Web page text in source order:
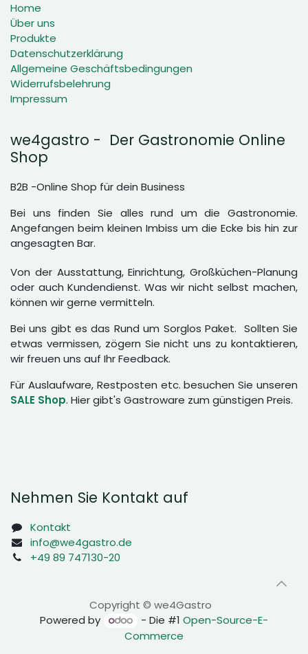
Home
Über uns
Produkte
Datenschutzerklärung
Allgemeine Geschäftsbedingungen
Widerrufsbelehrung
Impressum
we4gastro - Der Gastronomie Online
Shop
B2B -Online Shop für dein Business
Bei uns finden Sie alles rund um die Gastronomie.
Angefangen beim kleinen Imbiss um die Ecke bis hin zur
angesagten Bar.
Von der Ausstattung, Einrichtung, Großküchen-Planung
oder auch Kundendienst. Was wir nicht selbst machen,
können wir gerne vermitteln.
Bei uns gibt es das Rund um Sorglos Paket. Sollten Sie
etwas vermissen, zögern Sie nicht uns zu kontaktieren,
wir freuen uns auf Ihr Feedback.
Für Auslaufware, Restposten etc. besuchen Sie unseren
SALE Shop. Hier gibt's Gastroware zum günstigen Preis.
Nehmen Sie Kontakt auf
Kontakt
info@we4gastro.de
+49 89 747130-20
Copyright © we4Gastro
Powered by
- Die #1Open-Source-E-
Commerce